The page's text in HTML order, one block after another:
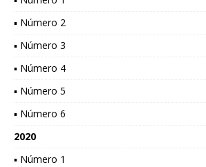
▪ Número 2
▪ Número 3
▪ Número 4
▪ Número 5
▪ Número 6
2020
▪ Número 1